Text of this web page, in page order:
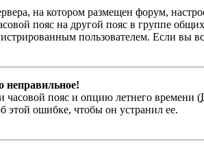
на котором размещен форум,
пояс на другой пояс в группе
пользователем. Если вы
неправильное!
часовой пояс и опцию летнего времени (
этой ошибке, чтобы он устранил ее.